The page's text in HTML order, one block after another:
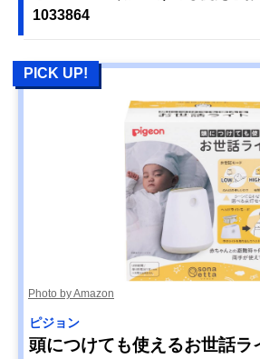
1033864
PICK UP!
Photo by Amazon
ピジョン
頭につけても使えるお世話